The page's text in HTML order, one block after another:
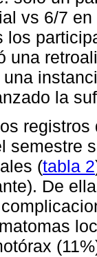
vs 6/7
los
una
la
semestre
(tabla 2
De